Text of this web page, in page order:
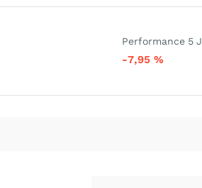
Performance 5 J
-7,95 %